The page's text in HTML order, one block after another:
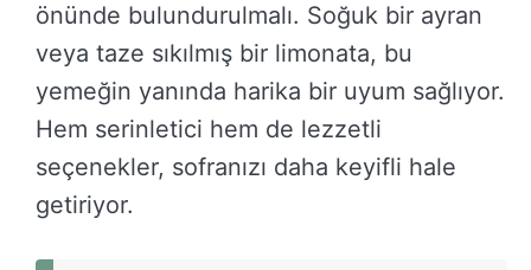
önünde bulundurulmalı. Soğuk bir ayran
veya taze sıkılmış bir limonata, bu
yemeğin yanında harika bir uyum sağlıyor.
Hem serinletici hem de lezzetli
seçenekler, sofranızı daha keyifli hale
getiriyor.